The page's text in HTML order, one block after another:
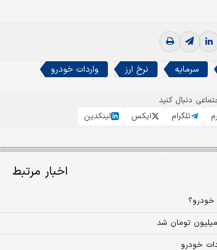
سرمایه نرخ ارز واردات خودرو
دنبال کنید
تلگرام ایکس لینکدین
اخبار مرتبط
خودرو؟
خودرو